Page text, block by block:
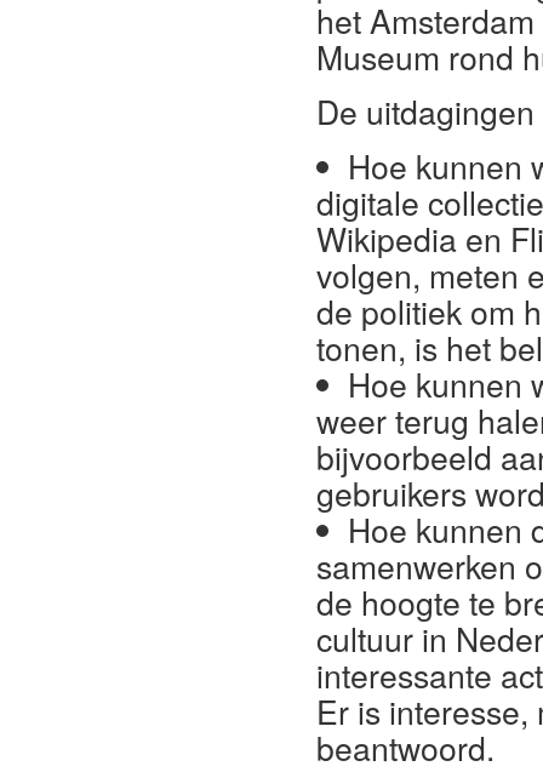
het
Museum rond
De
Hoe kunnen
digitale
Wikipedia en
volgen, meten
de politiek om
tonen, is het
Hoe kunnen
weer terug
bijvoorbeeld
gebruikers
Hoe kunnen
samenwerken
de hoogte te
cultuur in
interessante
Er is
beantwoord.